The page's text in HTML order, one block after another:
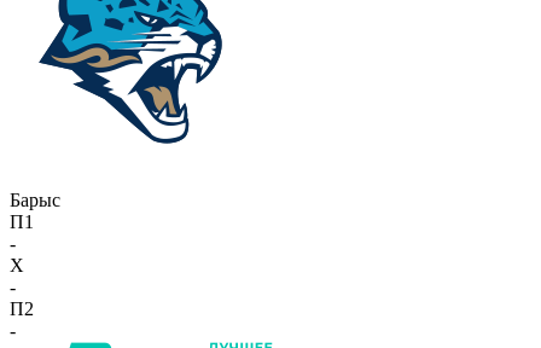
Барыс
П1
-
X
-
П2
-